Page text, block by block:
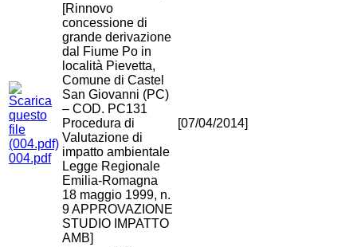
004.pdf
[Rinnovo
concessione di
grande derivazione
dal Fiume Po in
località Pievetta,
Comune di Castel
San Giovanni (PC)
– COD. PC131
Procedura di
Valutazione di
impatto ambientale
Legge Regionale
Emilia-Romagna
18 maggio 1999, n.
9 APPROVAZIONE
STUDIO IMPATTO
AMB]
[07/04/2014]